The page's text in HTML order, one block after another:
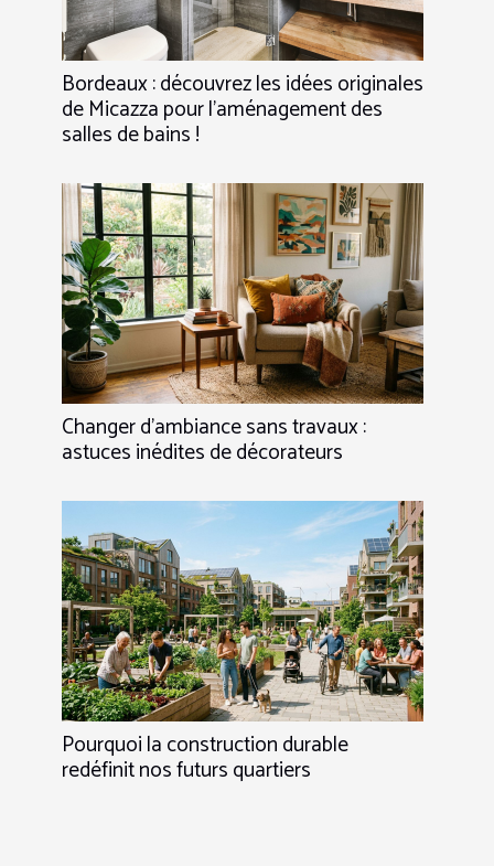
Bordeaux : découvrez les idées originales
de Micazza pour l’aménagement des
salles de bains !
Changer d’ambiance sans travaux :
astuces inédites de décorateurs
Pourquoi la construction durable
redéfinit nos futurs quartiers